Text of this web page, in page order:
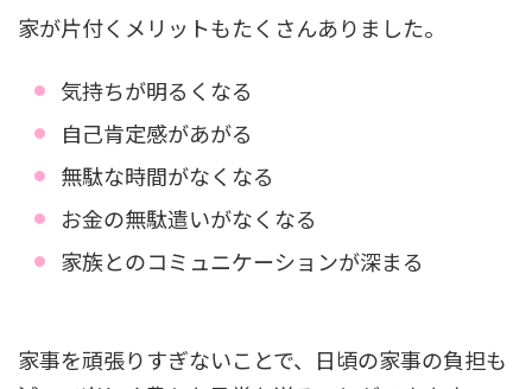
家が片付くメリットもたくさんありました。
気持ちが明るくなる
自己肯定感があがる
無駄な時間がなくなる
お金の無駄遣いがなくなる
家族とのコミュニケーションが深まる
家事を頑張りすぎないことで、日頃の家事の負担も